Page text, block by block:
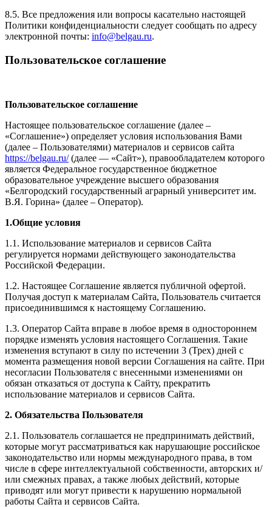
8.5. Все предложения или вопросы касательно настоящей
Политики конфиденциальности следует сообщать по адресу
электронной почты: info@belgau.ru.
Пользовательское соглашение
Пользовательское соглашение
Настоящее пользовательское соглашение (далее –
«Соглашение») определяет условия использования Вами
(далее – Пользователями) материалов и сервисов сайта
https://belgau.ru/(далее — «Сайт»), правообладателем которого
является Федеральное государственное бюджетное
образовательное учреждение высшего образования
«Белгородский государственный аграрный университет им.
В.Я. Горина» (далее – Оператор).
1.Общие условия
1.1. Использование материалов и сервисов Сайта
регулируется нормами действующего законодательства
Российской Федерации.
1.2. Настоящее Соглашение является публичной офертой.
Получая доступ к материалам Сайта, Пользователь считается
присоединившимся к настоящему Соглашению.
1.3. Оператор Сайта вправе в любое время в одностороннем
порядке изменять условия настоящего Соглашения. Такие
изменения вступают в силу по истечении 3 (Трех) дней с
момента размещения новой версии Соглашения на сайте. При
несогласии Пользователя с внесенными изменениями он
обязан отказаться от доступа к Сайту, прекратить
использование материалов и сервисов Сайта.
2. Обязательства Пользователя
2.1. Пользователь соглашается не предпринимать действий,
которые могут рассматриваться как нарушающие российское
законодательство или нормы международного права, в том
числе в сфере интеллектуальной собственности, авторских и/
или смежных правах, а также любых действий, которые
приводят или могут привести к нарушению нормальной
работы Сайта и сервисов Сайта.